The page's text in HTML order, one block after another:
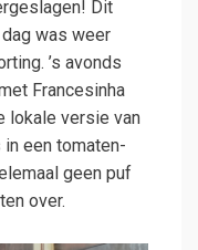
Dit
was weer
’s avonds
Francesinha
lokale versie van
in een tomaten-
geen puf
over.